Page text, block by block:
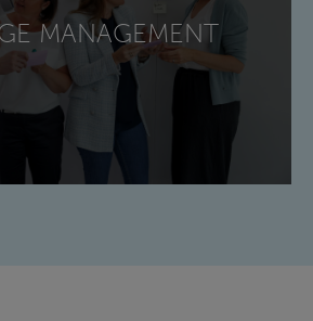
MANAGEMENT